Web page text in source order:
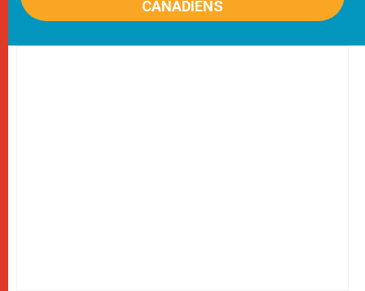
CANADIENS